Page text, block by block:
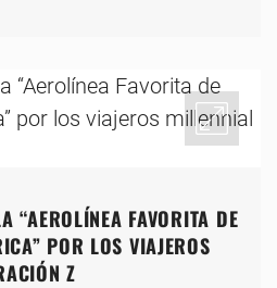
“AEROLÍNEA FAVORITA DE
POR LOS VIAJEROS
Z